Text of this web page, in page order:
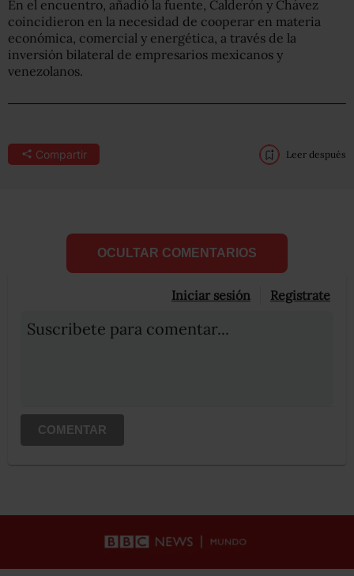
En el encuentro, añadió la fuente, Calderón y Chávez
coincidieron en la necesidad de cooperar en materia
económica, comercial y energética, a través de la
inversión bilateral de empresarios mexicanos y
venezolanos.
Compartir Leer después
OCULTAR COMENTARIOS
Iniciar sesión Registrate
Suscribete para comentar...
COMENTAR